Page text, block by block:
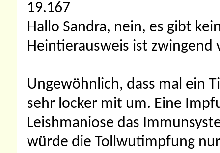
19.167
Hallo Sandra, nein, es gibt
Heintierausweis ist zwingend
Ungewöhnlich, dass mal ein
sehr locker mit um. Eine
Leishmaniose das
würde die Tollwutimpfung